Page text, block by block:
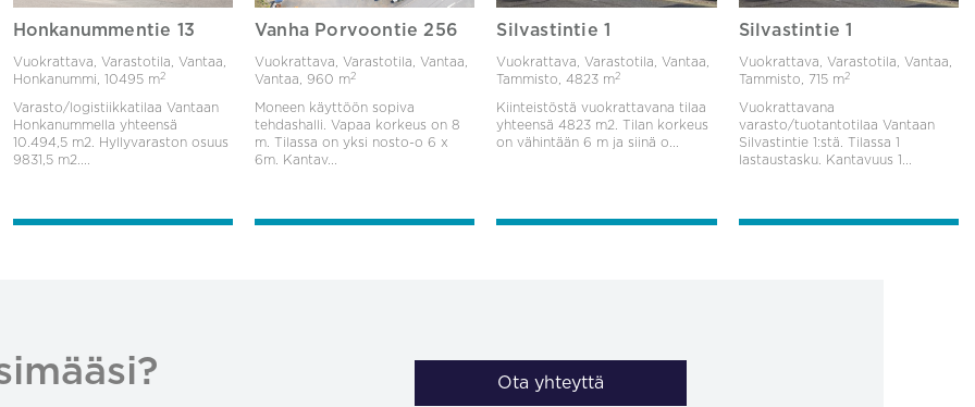
Honkanummentie 13
Vuokrattava, Varastotila, Vantaa,
Honkanummi, 10495 m2
Varasto/logistiikkatilaa Vantaan
Honkanummella yhteensä
10.494,5 m2. Hyllyvaraston osuus
9831,5 m2....
Vanha Porvoontie 256
Vuokrattava, Varastotila, Vantaa,
Vantaa, 960 m2
Moneen käyttöön sopiva
tehdashalli. Vapaa korkeus on 8
m. Tilassa on yksi nosto-o 6 x
6m. Kantav...
Silvastintie 1
Vuokrattava, Varastotila, Vantaa,
Tammisto,4823 m2
Kiinteistöstä vuokrattavana tilaa
yhteensä 4823 m2. Tilan korkeus
on vähintään 6 m ja siinä o...
Silvastintie 1
Vuokrattava, Varastotila, Vantaa,
Tammisto,
715 m2
Vuokrattavana
varasto/tuotantotilaa Vantaan
Silvastintie 1:stä. Tilassa 1
lastaustasku. Kantavuus 1...
Ota yhteyttä